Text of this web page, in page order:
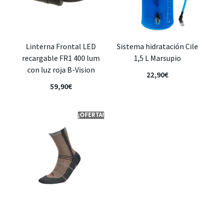
Linterna Frontal LED
recargable FR1 400 lum
con luz roja B-Vision
59,90€
Sistema hidratación Cile
1,5 L Marsupio
22,90€
¡OFERTA!